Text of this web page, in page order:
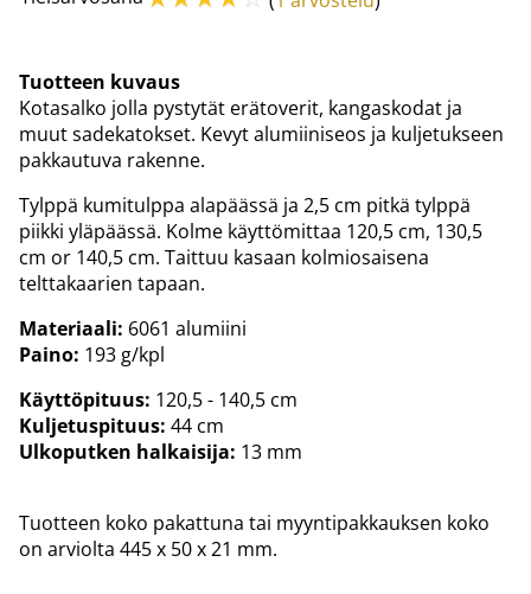
Tuotteen kuvaus
Kotasalko jolla pystytät erätoverit, kangaskodat ja
muut sadekatokset. Kevyt alumiiniseos ja kuljetukseen
pakkautuva rakenne.
Tylppä kumitulppa alapäässä ja 2,5 cm pitkä tylppä
piikki yläpäässä. Kolme käyttömittaa 120,5 cm, 130,5
cm or 140,5 cm. Taittuu kasaan kolmiosaisena
telttakaarien tapaan.
Materiaali: 6061 alumiini
Paino: 193 g/kpl
Käyttöpituus: 120,5 - 140,5 cm
Kuljetuspituus: 44 cm
Ulkoputken halkaisija: 13 mm
Tuotteen koko pakattuna tai myyntipakkauksen koko
on arviolta 445 x 50 x 21 mm.